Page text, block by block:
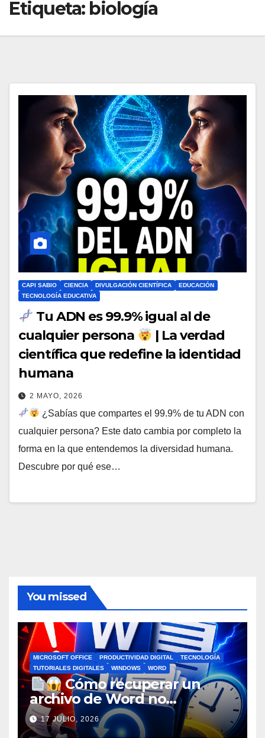
Etiqueta: biología
CAPI SABIO CIENCIA DIVULGACIÓN CIENTÍFICA
EDUCACIÓN
TECNOLOGÍA EDUCATIVA
Tu ADN es 99.9% igual al de
cualquier persona
| La verdad
científica que redefine la identidad
humana
2 MAYO, 2026
¿Sabías que compartes el 99.9% de tu ADN con
cualquier persona? Este dato cambia por completo la
forma en la que entendemos la diversidad humana.
Descubre por qué ese…
You missed
MICROSOFT OFFICE PRODUCTIVIDAD DIGITAL
TECNOLOGÍA
TUTORIALES DIGITALES
WINDOWS WORD
Cómo recuperar un
archivo de Word no
guardado antes de entrar en
pánico
17 JULIO, 2026